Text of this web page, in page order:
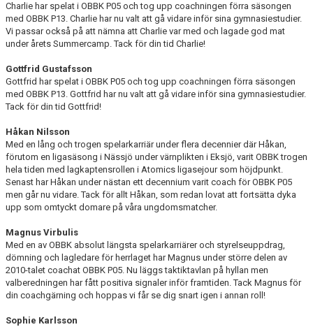
Charlie har spelat i OBBK P05 och tog upp coachningen förra säsongen
med OBBK P13. Charlie har nu valt att gå vidare inför sina gymnasiestudier.
Vi passar också på att nämna att Charlie var med och lagade god mat
under årets Summercamp. Tack för din tid Charlie!
Gottfrid Gustafsson
Gottfrid har spelat i OBBK P05 och tog upp coachningen förra säsongen
med OBBK P13. Gottfrid har nu valt att gå vidare inför sina gymnasiestudier.
Tack för din tid Gottfrid!
Håkan Nilsson
Med en lång och trogen spelarkarriär under flera decennier där Håkan,
förutom en ligasäsong i Nässjö under värnplikten i Eksjö, varit OBBK trogen
hela tiden med lagkaptensrollen i Atomics ligasejour som höjdpunkt.
Senast har Håkan under nästan ett decennium varit coach för OBBK P05
men går nu vidare. Tack för allt Håkan, som redan lovat att fortsätta dyka
upp som omtyckt domare på våra ungdomsmatcher.
Magnus Virbulis
Med en av OBBK absolut längsta spelarkarriärer och styrelseuppdrag,
dömning och lagledare för herrlaget har Magnus under större delen av
2010-talet coachat OBBK P05. Nu läggs taktiktavlan på hyllan men
valberedningen har fått positiva signaler inför framtiden. Tack Magnus för
din coachgärning och hoppas vi får se dig snart igen i annan roll!
Sophie Karlsson